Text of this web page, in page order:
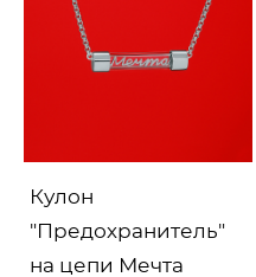
Кулон
"Предохранитель"
на цепи Мечта